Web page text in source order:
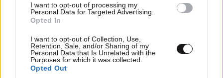
I want to opt-out of processing my
Personal Data for Targeted Advertising.
Opted In
I want to opt-out of Collection, Use,
Retention, Sale, and/or Sharing of my
Personal Data that Is Unrelated with the
Purposes for which it was collected.
Opted Out